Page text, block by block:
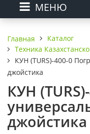
МЕНЮ
Главная
Каталог
Техника
КУН (TURS)-400-0
джойстика
КУН
джойстика